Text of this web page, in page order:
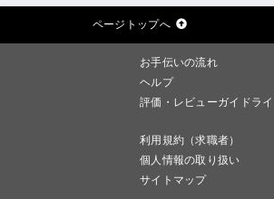
ページトップへ
お手伝いの流れ
ヘルプ
評価・レビューガイドラ
利用規約（求職者）
個人情報の取り扱い
サイトマップ